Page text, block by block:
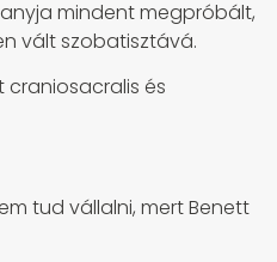
mindent megpróbált,
vált szobatisztává.
craniosacralis és
tud vállalni, mert Benett